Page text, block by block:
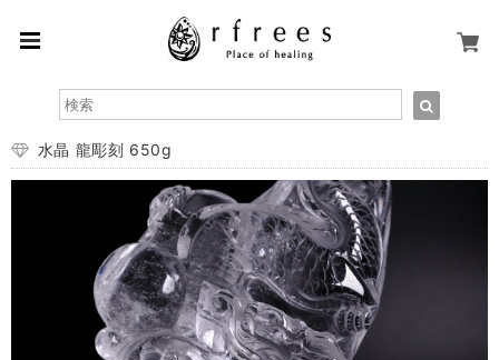
水晶 龍彫刻 650g